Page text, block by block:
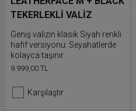
TEKERLEKLİ VALİZ
Geniş valizin klasik Siyah renkli
hafif versiyonu: Seyahatlerde
kolayca taşınır
9.999,00 TL
Karşılaştır